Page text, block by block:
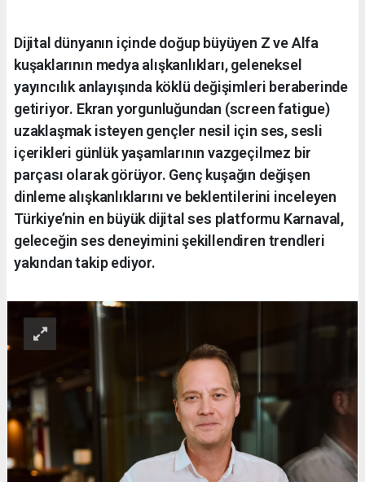
Dijital dünyanın içinde doğup büyüyen Z ve Alfa
kuşaklarının medya alışkanlıkları, geleneksel
yayıncılık anlayışında köklü değişimleri beraberinde
getiriyor. Ekran yorgunluğundan (screen fatigue)
uzaklaşmak isteyen gençler nesil için ses, sesli
içerikleri günlük yaşamlarının vazgeçilmez bir
parçası olarak görüyor. Genç kuşağın değişen
dinleme alışkanlıklarını ve beklentilerini inceleyen
Türkiye’nin en büyük dijital ses platformu Karnaval,
geleceğin ses deneyimini şekillendiren trendleri
yakından takip ediyor.